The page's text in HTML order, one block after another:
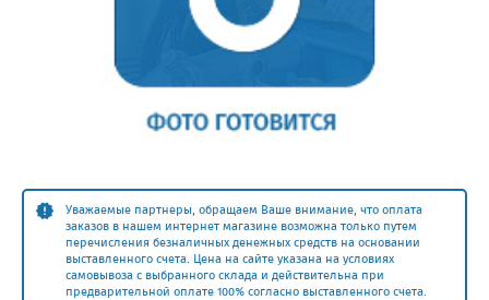
Уважаемые партнеры, обращаем Ваше внимание, что оплата
заказов в нашем интернет магазине возможна только путем
перечисления безналичных денежных средств на основании
выставленного счета. Цена на сайте указана на условиях
самовывоза с выбранного склада и действительна при
предварительной оплате 100% согласно выставленного счета.